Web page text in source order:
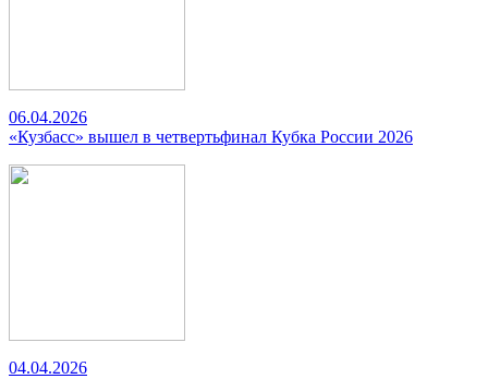
06.04.2026
«Кузбасс» вышел в четвертьфинал Кубка России 2026
04.04.2026